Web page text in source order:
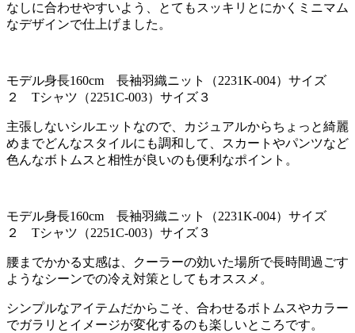
なしに合わせやすいよう、とてもスッキリとにかくミニマム
なデザインで仕上げました。
モデル身長160cm 長袖羽織ニット（2231K-004）サイズ
２ Tシャツ（2251C-003）サイズ３
主張しないシルエットなので、カジュアルからちょっと綺麗
めまでどんなスタイルにも調和して、スカートやパンツなど
色んなボトムスと相性が良いのも便利なポイント。
モデル身長160cm 長袖羽織ニット（2231K-004）サイズ
２ Tシャツ（2251C-003）サイズ３
腰までかかる丈感は、クーラーの効いた場所で長時間過ごす
ようなシーンでの冷え対策としてもオススメ。
シンプルなアイテムだからこそ、合わせるボトムスやカラー
でガラリとイメージが変化するのも楽しいところです。